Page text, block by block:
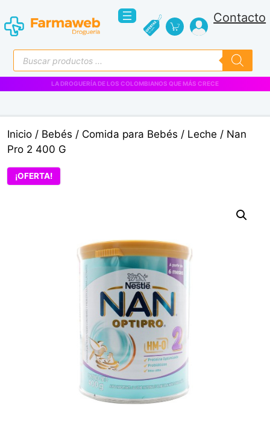
al
contenido
Contacto
Búsqueda
de
productos
VENTAS EMPRESARIALES
Inicio / Bebés / Comida para Bebés / Leche / Nan
Pro 2 400 G
¡OFERTA!